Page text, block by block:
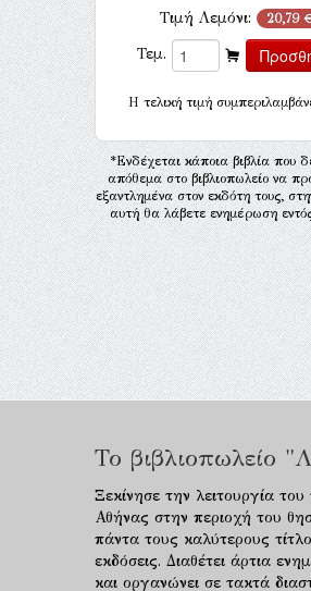
Τιμή Λεμόνι: 20,79
Τεμ.
H τελική τιμή
*Ενδέχεται κάποια βιβλία που
απόθεμα στο βιβλιοπωλείο να
εξαντλημένα στον εκδότη τους,
αυτή θα λάβετε ενημέρωση
Το βιβλιοπωλείο
Ξεκίνησε την λειτουργία
Αθήνας στην περιοχή του
πάντα τους καλύτερους
εκδόσεις. Διαθέτει άρτια
και οργανώνει σε τακτά